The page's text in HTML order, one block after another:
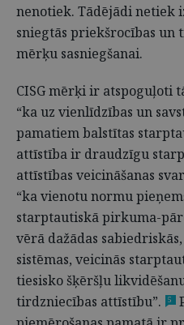
nenotiek. Tādējādi netiek
sniegtās priekšrocības un
mērķu sasniegšanai.
CISG mērķi ir atspoguļoti
“ka uz vienlīdzības un
pamatiem balstītas
attīstība ir draudzīgu
attīstības veicināšanas
“ka vienotu normu
starptautiskā pirkuma-
vērā dažādas
sistēmas, veicinās
tiesisko šķēršļu
tirdzniecības attīstību”.
5